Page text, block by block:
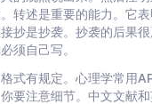
转述是重要的能力。它
抄是抄袭。抄袭的后果
须自己写。
式有规定。心理学常用
要注意细节。中文文献